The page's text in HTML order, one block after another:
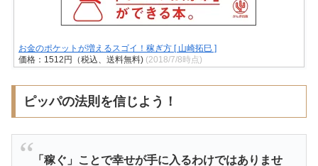
お金のポケットが増えるスゴイ！稼ぎ方 [ 山崎拓巳 ]
価格：1512円（税込、送料無料) (2018/7/8時点)
ピッパの法則を信じよう！
「稼ぐ」ことで幸せが手に入るわけではありませ